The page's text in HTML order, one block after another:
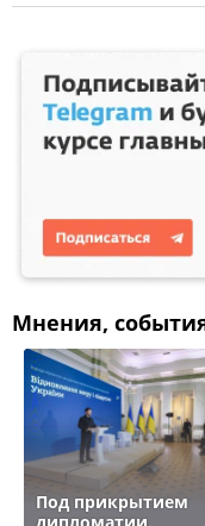
Мнения,
Под прикрытием